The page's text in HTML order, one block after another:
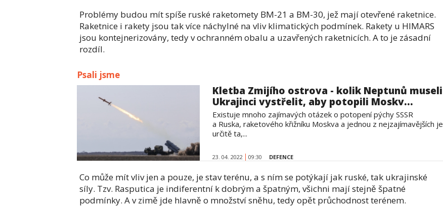
Problémy budou mít spíše ruské raketomety BM-21 a BM-30, jež mají otevřené raketnice.
Raketnice i rakety jsou tak více náchylné na vliv klimatických podmínek. Rakety u HIMARS
jsou kontejnerizovány, tedy v ochranném obalu a uzavřených raketnicích. A to je zásadní
rozdíl.
Psali jsme
Kletba Zmijího ostrova - kolik Neptunů museli
Ukrajinci vystřelit, aby potopili Moskv...
Existuje mnoho zajímavých otázek o potopení pýchy SSSR
a Ruska, raketového křižníku Moskva a jednou z nejzajímavějších je
určitě ta,...
23. 04. 2022 09:30 DEFENCE
Co může mít vliv jen a pouze, je stav terénu, a s ním se potýkají jak ruské, tak ukrajinské
síly. Tzv. Rasputica je indiferentní k dobrým a špatným, všichni mají stejně špatné
podmínky. A v zimě jde hlavně o množství sněhu, tedy opět průchodnost terénem.